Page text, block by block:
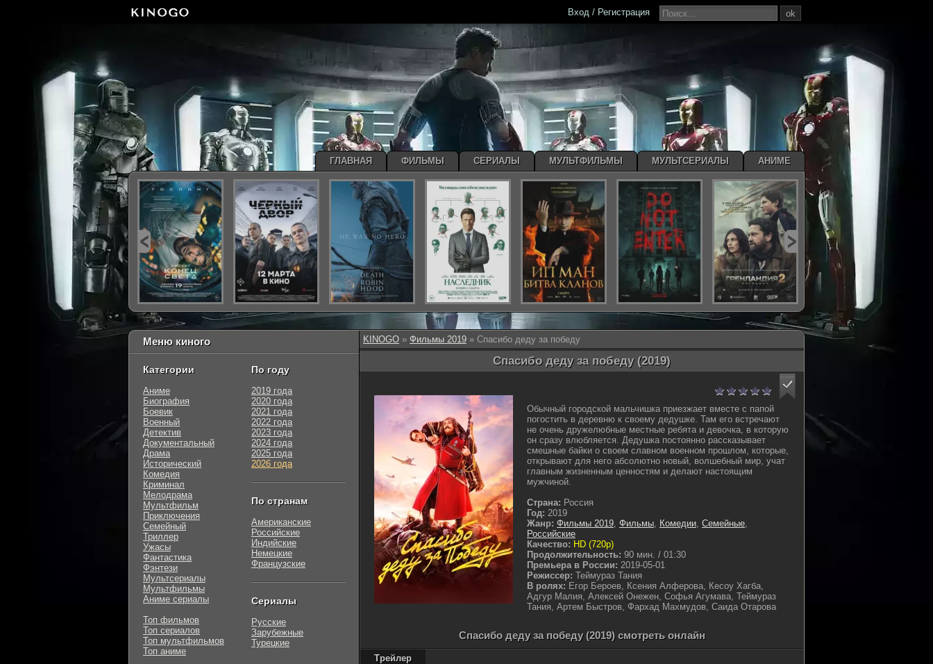
KINOGO » Фильмы 2019 » Спасибо деду за победу
Спасибо деду за победу (2019)
Обычный городской мальчишка приезжает вместе с папой
погостить в деревню к своему дедушке. Там его встречают
не очень дружелюбные местные ребята и девочка, в которую
он сразу влюбляется. Дедушка постоянно рассказывает
смешные байки о своем славном военном прошлом, которые,
открывают для него абсолютно новый, волшебный мир, учат
главным жизненным ценностям и делают настоящим
мужчиной.
Страна: Россия
Год: 2019
Жанр: Фильмы 2019, Фильмы, Комедии, Семейные,
Российские
Качество: HD (720p)
Продолжительность: 90 мин. / 01:30
Премьера в России: 2019-05-01
Режиссер: Теймураз Тания
В ролях: Егор Бероев, Ксения Алферова, Кесоу Хагба,
Адгур Малия, Алексей Онежен, Софья Агумава, Теймураз
Тания, Артем Быстров, Фархад Махмудов, Саида Отарова
Спасибо деду за победу (2019) смотреть онлайн
Трейлер
Меню киного
Категории
Аниме
Биография
Боевик
Военный
Детектив
Документальный
Драма
Исторический
Комедия
Криминал
Мелодрама
Мультфильм
Приключения
Семейный
Триллер
Ужасы
Фантастика
Фэнтези
Мультсериалы
Мультфильмы
Аниме сериалы
Топ фильмов
Топ сериалов
Топ мультфильмов
Топ аниме
По году
2019 года
2020 года
2021 года
2022 года
2023 года
2024 года
2025 года
2026 года
По странам
Американские
Российские
Индийские
Немецкие
Французские
Сериалы
Русские
Зарубежные
Турецкие
ok
Вход / Регистрация
ГЛАВНАЯ ФИЛЬМЫ СЕРИАЛЫ МУЛЬТФИЛЬМЫ МУЛЬТСЕРИАЛЫ АНИМЕ